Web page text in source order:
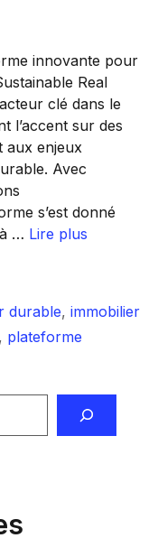
innovante pour
Real
clé dans le
l’accent sur des
aux enjeux
Avec
s’est donné
… Lire plus
durable, immobilier
, plateforme